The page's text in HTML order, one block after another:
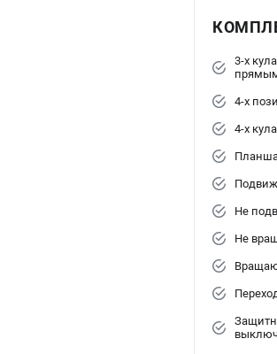
3-х
4-х
4-х
Не
Не